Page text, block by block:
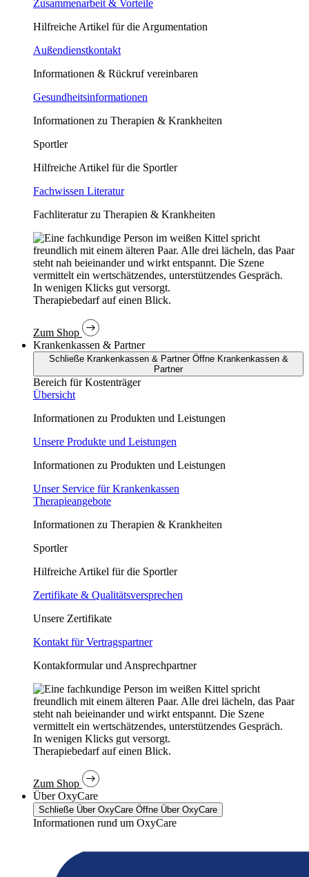
Zusammenarbeit & Vorteile
Hilfreiche Artikel für die Argumentation
Außendienstkontakt
Informationen & Rückruf vereinbaren
Gesundheitsinformationen
Informationen zu Therapien & Krankheiten
Sportler
Hilfreiche Artikel für die Sportler
Fachwissen Literatur
Fachliteratur zu Therapien & Krankheiten
In wenigen Klicks gut versorgt.
Therapiebedarf auf einen Blick.
Zum Shop
Krankenkassen & Partner
Schließe Krankenkassen & Partner Öffne Krankenkassen &
Partner
Bereich für Kostenträger
Übersicht
Informationen zu Produkten und Leistungen
Unsere Produkte und Leistungen
Informationen zu Produkten und Leistungen
Unser Service für Krankenkassen
Therapieangebote
Informationen zu Therapien & Krankheiten
Sportler
Hilfreiche Artikel für die Sportler
Zertifikate & Qualitätsversprechen
Unsere Zertifikate
Kontakt für Vertragspartner
Kontakformular und Ansprechpartner
In wenigen Klicks gut versorgt.
Therapiebedarf auf einen Blick.
Zum Shop
Über OxyCare
Schließe Über OxyCare Öffne Über OxyCare
Informationen rund um OxyCare